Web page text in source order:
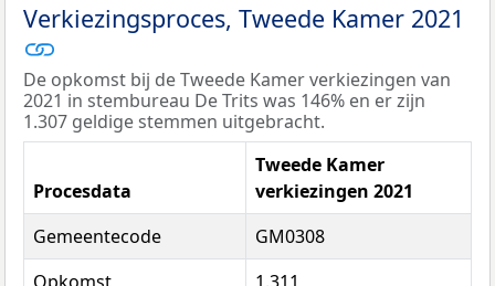
Verkiezingsproces, Tweede Kamer 2021
De opkomst bij de Tweede Kamer verkiezingen van
2021 in stembureau De Trits was 146% en er zijn
1.307 geldige stemmen uitgebracht.
Procesdata
Tweede Kamer
verkiezingen 2021
Gemeentecode
GM0308